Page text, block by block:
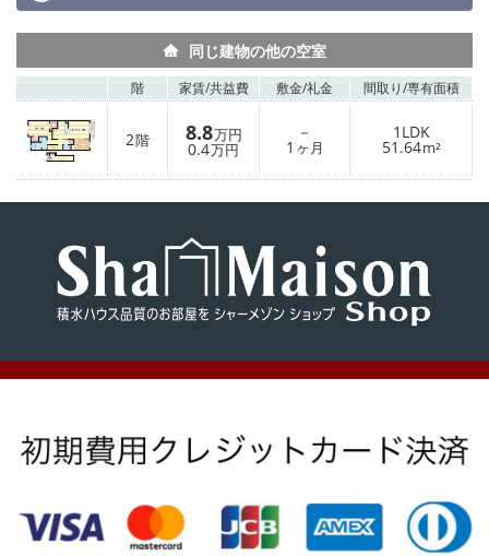
同じ建物の他の空室
階 家賃/共益費 敷金/礼金 間取り/専有面積
2階 8.8万円
0.4万円
－
1 ヶ月
1LDK
51.64m²